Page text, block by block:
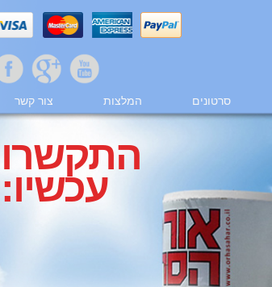
סרטונים המלצות צור קשר
התקשרו
עכשיו: